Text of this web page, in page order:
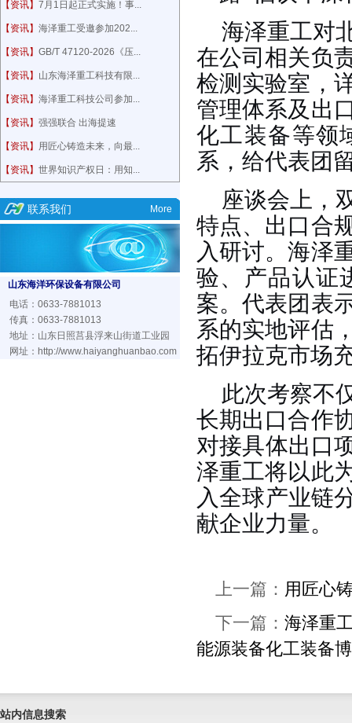
【资讯】 7月1日起正式实施！事...
【资讯】 海泽重工受邀参加202...
【资讯】 GB/T 47120-2026《压...
【资讯】 山东海泽重工科技有限...
【资讯】 海泽重工科技公司参加...
【资讯】 强强联合 出海提速
【资讯】 用匠心铸造未来，向最...
【资讯】 世界知识产权日：用知...
联系我们 More
山东海洋环保设备有限公司
电话：0633-7881013
传真：0633-7881013
地址：山东日照莒县浮来山街道工业园
网址： http://www.haiyanghuanbao.com
海泽重工对
在公司相关负
检测实验室，
管理体系及出
化工装备等领
系，给代表团
座谈会上，
特点、出口合
入研讨。海泽
验、产品认证
案。代表团表
系的实地评估
拓伊拉克市场
此次考察不
长期出口合作
对接具体出口
泽重工将以此
入全球产业链
献企业力量。
上一篇： 用匠心
下一篇： 海泽重
能源装备化工装备
站内信息搜索